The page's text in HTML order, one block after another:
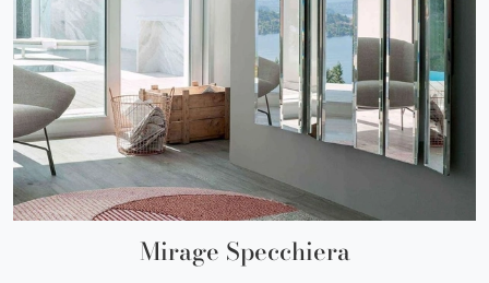
Mirage Specchiera